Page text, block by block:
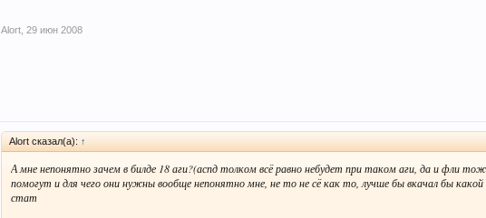
Alort 29 июн 2008
Alort сказал(а): ↑
А мне непонятно зачем в билде 18 аги?(аспд толком всё равно небудет при таком аги, да и фли
помогут и для чего они нужны вообще непонятно мне, не то не сё как то, лучше бы вкачал бы какой
стат